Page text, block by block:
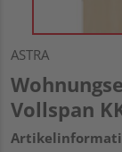
ASTRA
Vollspan